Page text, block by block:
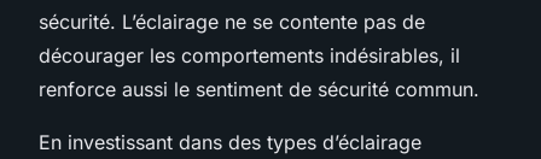
sécurité. L’éclairage ne se contente pas de
décourager les comportements indésirables, il
renforce aussi le sentiment de sécurité commun.
En investissant dans des types d’éclairage